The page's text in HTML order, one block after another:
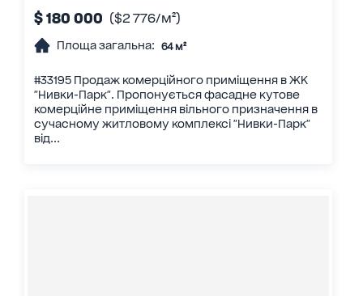
$ 180 000 ($2 776/м²)
Площа загальна: 64 м²
#33195 Продаж комерційного приміщення в ЖК
"Нивки-Парк". Пропонується фасадне кутове
комерційне приміщення вільного призначення в
сучасному житловому комплексі "Нивки-Парк"
від...